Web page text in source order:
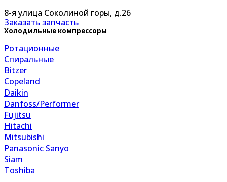
8-я улица Соколиной горы, д.26
Заказать запчасть
Холодильные компрессоры
Ротационные
Спиральные
Bitzer
Copeland
Daikin
Danfoss/Performer
Fujitsu
Hitachi
Mitsubishi
Panasonic Sanyo
Siam
Toshiba